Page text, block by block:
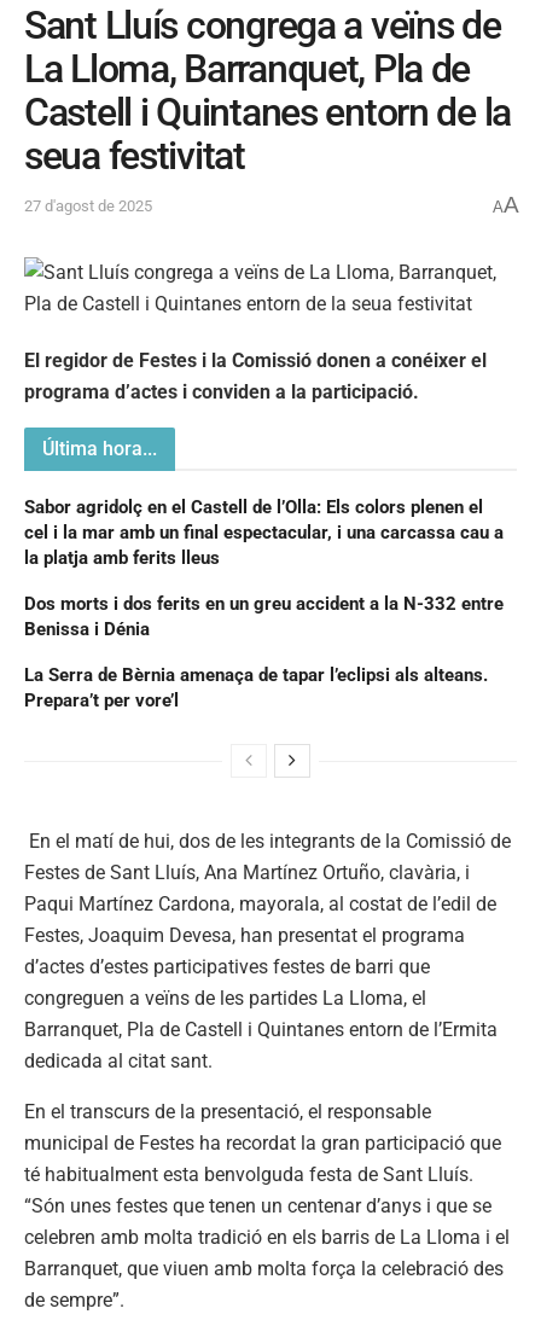
Sant Lluís congrega a veïns de
La Lloma, Barranquet, Pla de
Castell i Quintanes entorn de la
seua festivitat
27 d'agost de 2025 AA
El regidor de Festes i la Comissió donen a conéixer el
programa d’actes i conviden a la participació.
Última hora...
Sabor agridolç en el Castell de l’Olla: Els colors plenen el
cel i la mar amb un final espectacular, i una carcassa cau a
la platja amb ferits lleus
Dos morts i dos ferits en un greu accident a la N-332 entre
Benissa i Dénia
La Serra de Bèrnia amenaça de tapar l’eclipsi als alteans.
Prepara’t per vore’l
En el matí de hui, dos de les integrants de la Comissió de
Festes de Sant Lluís, Ana Martínez Ortuño, clavària, i
Paqui Martínez Cardona, mayorala, al costat de l’edil de
Festes, Joaquim Devesa, han presentat el programa
d’actes d’estes participatives festes de barri que
congreguen a veïns de les partides La Lloma, el
Barranquet, Pla de Castell i Quintanes entorn de l’Ermita
dedicada al citat sant.
En el transcurs de la presentació, el responsable
municipal de Festes ha recordat la gran participació que
té habitualment esta benvolguda festa de Sant Lluís.
“Són unes festes que tenen un centenar d’anys i que se
celebren amb molta tradició en els barris de La Lloma i el
Barranquet, que viuen amb molta força la celebració des
de sempre”.